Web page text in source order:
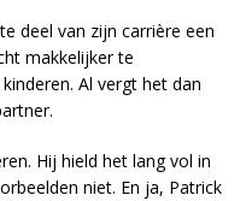
deel van zijn carrière een
makkelijker te
Al vergt het dan
Hij hield het lang vol in
niet. En ja, Patrick